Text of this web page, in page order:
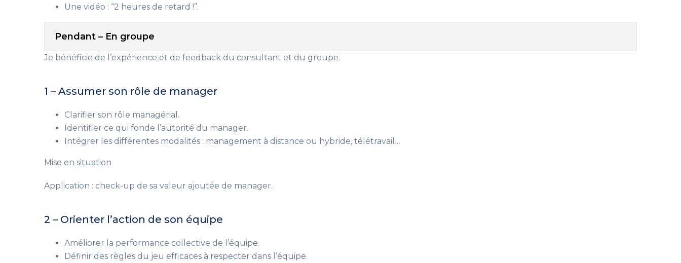
Une vidéo : “2 heures de retard !”.
Pendant – En groupe
Je bénéficie de l’expérience et de feedback du consultant et du groupe.
1 – Assumer son rôle de manager
Clarifier son rôle managérial.
Identifier ce qui fonde l’autorité du manager.
Intégrer les différentes modalités : management à distance ou hybride, télétravail…
Mise en situation
Application : check-up de sa valeur ajoutée de manager.
2 – Orienter l’action de son équipe
Améliorer la performance collective de l’équipe.
Définir des règles du jeu efficaces à respecter dans l’équipe.